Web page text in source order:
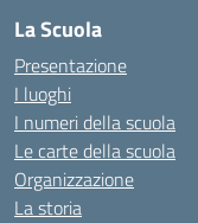
La Scuola
Presentazione
I luoghi
I numeri della scuola
Le carte della scuola
Organizzazione
La storia